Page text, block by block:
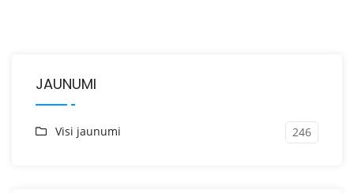
JAUNUMI
Visi jaunumi 246